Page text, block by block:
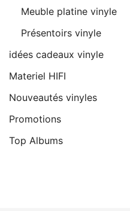
Meuble platine vinyle
Présentoirs vinyle
idées cadeaux vinyle
Materiel HIFI
Nouveautés vinyles
Promotions
Top Albums